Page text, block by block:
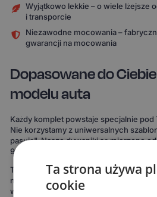
Wyjątkowo lekkie – o wiele lżejsze
i transporcie
Niezawodne mocowania –
gwarancji na mocowania
Dopasowane do
modelu auta
Każdy komplet powstaje specjalnie
Nie korzystamy z uniwersalnych
pasują". Nasze dywaniki są mierzone
99% podłogi twojego auta.
To oznacza maksymalną ochronę
niż w przypadku uniwersalnych mat.
wnętrze wygląda bardziej spójnie,
Ta strona używa
cookie